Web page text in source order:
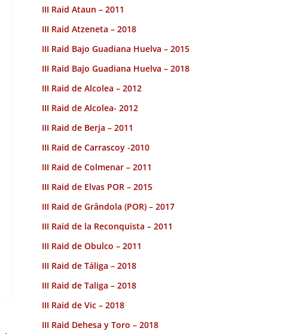
III Raid Ataun – 2011
III Raid Atzeneta – 2018
III Raid Bajo Guadiana Huelva – 2015
III Raid Bajo Guadiana Huelva – 2018
III Raid de Alcolea – 2012
III Raid de Alcolea- 2012
III Raid de Berja – 2011
III Raid de Carrascoy -2010
III Raid de Colmenar – 2011
III Raid de Elvas POR – 2015
III Raid de Grândola (POR) – 2017
III Raid de la Reconquista – 2011
III Raid de Obulco – 2011
III Raid de Táliga – 2018
III Raid de Taliga – 2018
III Raid de Vic – 2018
III Raid Dehesa y Toro – 2018